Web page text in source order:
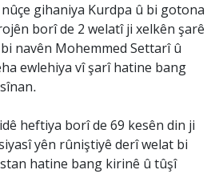
gihaniya Kurdpa û bi gotona
borî de 2 welatî ji xelkên şarê
navên Mohemmed Settarî û
ewlehiya vî şarî hatine bang
heftiya borî de 69 kesên din ji
yên rûniştiyê derî welat bi
hatine bang kirinê û tûşî